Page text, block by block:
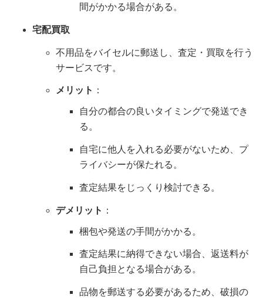
間がかかる場合がある。
宅配買取
不用品をバイセルに郵送し、査定・買取を行う
サービスです。
メリット ：
自分の都合の良いタイミングで発送でき
る。
自宅に他人を入れる必要がないため、プ
ライバシーが保たれる。
査定結果をじっくり検討できる。
デメリット ：
梱包や発送の手間がかかる。
査定結果に納得できない場合、返送料が
自己負担となる場合がある。
品物を郵送する必要があるため、破損の